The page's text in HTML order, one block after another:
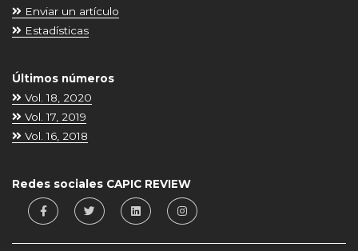
Enviar un artículo
Estadísticas
Últimos números
Vol. 18, 2020
Vol. 17, 2019
Vol. 16, 2018
Redes sociales CAPIC REVIEW